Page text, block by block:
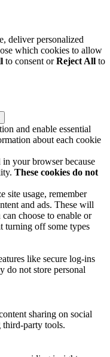
deliver personalized
which cookies to allow
to consent orReject All to
and enable essential
about each cookie
in your browser because
These cookies do not
site usage, remember
and ads. These will
choose to enable or
turning off some types
like secure log-ins
do not store personal
sharing on social
third-party tools.